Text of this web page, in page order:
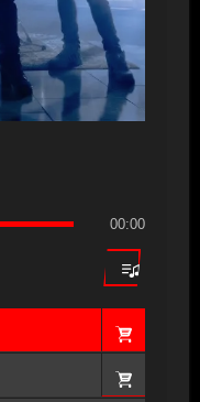
00:00